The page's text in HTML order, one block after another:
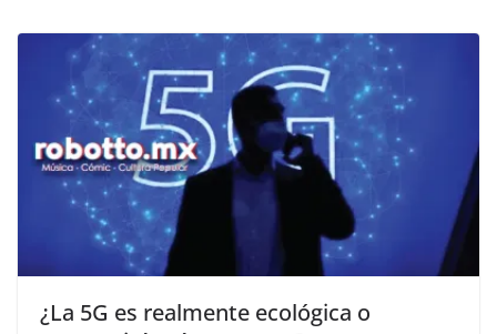
¿La 5G es realmente ecológica o